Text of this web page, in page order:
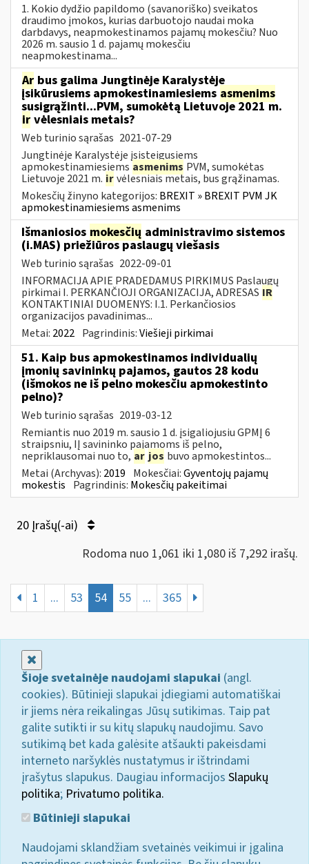
1. Kokio dydžio papildomo (savanoriško) sveikatos
draudimo įmokos, kurias darbuotojo naudai moka
darbdavys, neapmokestinamos pajamų mokesčiu? Nuo
2026 m. sausio 1 d. pajamų mokesčiu
neapmokestinama...
Ar bus galima Jungtinėje Karalystėje
įsikūrusiems apmokestinamiesiems asmenims
susigrąžinti...PVM, sumokėtą Lietuvoje 2021 m.
ir vėlesniais metais?
Web turinio sąrašas 2021-07-29
Jungtinėje Karalystėje įsisteigusiems
apmokestinamiesiems asmenims PVM, sumokėtas
Lietuvoje 2021 m. irvėlesniais metais, bus grąžinamas.
Mokesčių žinyno kategorijos: BREXIT » BREXIT PVM JK
apmokestinamiesiems asmenims
Išmaniosios mokesčių administravimo sistemos
(i.MAS) priežiūros paslaugų viešasis
Web turinio sąrašas 2022-09-01
INFORMACIJA APIE PRADEDAMUS PIRKIMUS Paslaugų
pirkimai I. PERKANČIOJI ORGANIZACIJA, ADRESAS IR
KONTAKTINIAI DUOMENYS: I.1. Perkančiosios
organizacijos pavadinimas...
Metai: 2022 Pagrindinis:Viešieji pirkimai
51. Kaip bus apmokestinamos individualių
įmonių savininkų pajamos, gautos 28 kodu
(išmokos ne iš pelno mokesčiu apmokestinto
pelno)?
Web turinio sąrašas 2019-03-12
Remiantis nuo 2019 m. sausio 1 d. įsigaliojusiu GPMĮ 6
straipsniu, IĮ savininko pajamoms iš pelno,
nepriklausomai nuo to, ar jos buvo apmokestintos...
Metai (Archyvas): 2019 Mokesčiai:Gyventojų pajamų
mokestis Pagrindinis: Mokesčių pakeitimai
20 Įrašų(-ai)
Rodoma nuo 1,061 iki 1,080 iš 7,292 irašų.
1 ... 53 54 55 ... 365
Šioje svetainėje naudojami slapukai (angl.
cookies). Būtinieji slapukai įdiegiami automatiškai
ir jiems nėra reikalingas Jūsų sutikimas. Taip pat
galite sutikti ir su kitų slapukų naudojimu. Savo
sutikimą bet kada galėsite atšaukti pakeisdami
interneto naršyklės nustatymus ir ištrindami
įrašytus slapukus. Daugiau informacijos Slapukų
politika; Privatumo politika.
Būtinieji slapukai
Naudojami sklandžiam svetainės veikimui ir įgalina